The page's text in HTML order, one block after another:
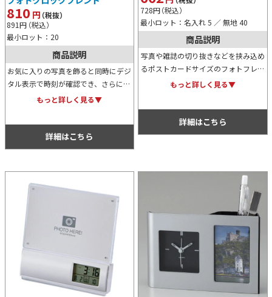
810 円（税抜）
891円（税込）
最小ロット：20
商品説明
お気に入りの写真を飾ると同時にデジ
タル表示で時刻が確認でき、さらにペ
ン立てとしても利用可能な便利スタン
もっと詳しく見る▼
詳細はこちら
728円（税込）
最小ロット：名入れ 5 ／ 無地 40
商品説明
写真や雑誌の切り抜きなどを挟み込め
るポストカードサイズのフォトフレー
ムです。下部には、時刻、カレンダ
示ができ、機能的にも大変便利です。
もっと詳しく見る▼
詳細はこちら